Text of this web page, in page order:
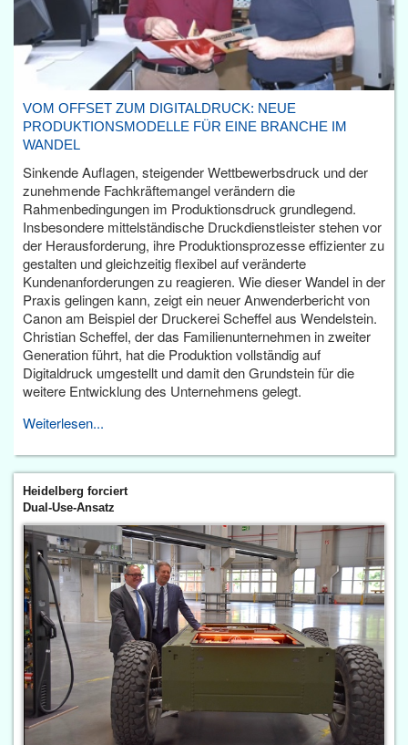
VOM OFFSET ZUM DIGITALDRUCK: NEUE
PRODUKTIONSMODELLE FÜR EINE BRANCHE IM
WANDEL
Sinkende Auflagen, steigender Wettbewerbsdruck und der
zunehmende Fachkräftemangel verändern die
Rahmenbedingungen im Produktionsdruck grundlegend.
Insbesondere mittelständische Druckdienstleister stehen vor
der Herausforderung, ihre Produktionsprozesse effizienter zu
gestalten und gleichzeitig flexibel auf veränderte
Kundenanforderungen zu reagieren. Wie dieser Wandel in der
Praxis gelingen kann, zeigt ein neuer Anwenderbericht von
Canon am Beispiel der Druckerei Scheffel aus Wendelstein.
Christian Scheffel, der das Familienunternehmen in zweiter
Generation führt, hat die Produktion vollständig auf
Digitaldruck umgestellt und damit den Grundstein für die
weitere Entwicklung des Unternehmens gelegt.
Weiterlesen...
Heidelberg forciert
Dual-Use-Ansatz